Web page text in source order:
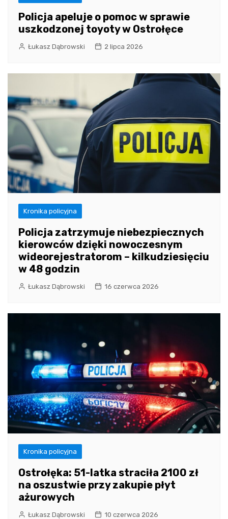
Policja apeluje o pomoc w sprawie
uszkodzonej toyoty w Ostrołęce
Łukasz Dąbrowski 2 lipca 2026
Kronika policyjna
Policja zatrzymuje niebezpiecznych
kierowców dzięki nowoczesnym
wideorejestratorom – kilkudziesięciu
w 48 godzin
Łukasz Dąbrowski 16 czerwca 2026
Kronika policyjna
Ostrołęka: 51-latka straciła 2100 zł
na oszustwie przy zakupie płyt
ażurowych
Łukasz Dąbrowski 10 czerwca 2026